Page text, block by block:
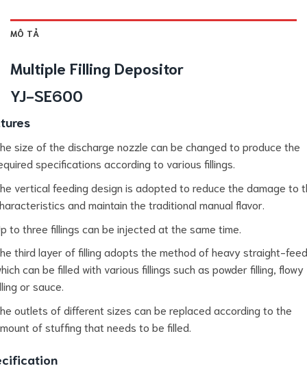
MÔ TẢ
Multiple Filling Depositor
YJ-SE600
size of the discharge nozzle can be changed to produce the
specifications according to various fillings.
vertical feeding design is adopted to reduce the damage to
and maintain the traditional manual flavor.
to three fillings can be injected at the same time.
third layer of filling adopts the method of heavy straight-
can be filled with various fillings such as powder filling, flowy
or sauce.
outlets of different sizes can be replaced according to the
of stuffing that needs to be filled.